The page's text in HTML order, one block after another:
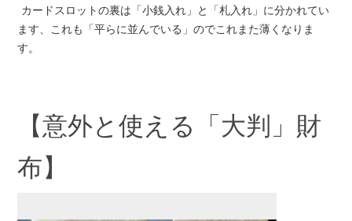
カードスロットの裏は「小銭入れ」と「札入れ」に分かれてい
ます、これも「平らに並んでいる」のでこれまた薄くなりま
す。
【意外と使える「大判」財
布】